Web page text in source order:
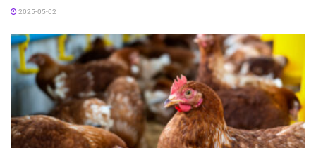
2025-05-02